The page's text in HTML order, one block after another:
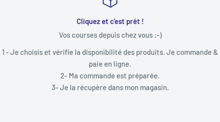
Cliquez et c'est prêt !
Vos courses depuis chez vous :-)
1 - Je choisis et vérifie la disponibilité des produits. Je commande &
paie en ligne.
2- Ma commande est préparée.
3- Je la récupère dans mon magasin.